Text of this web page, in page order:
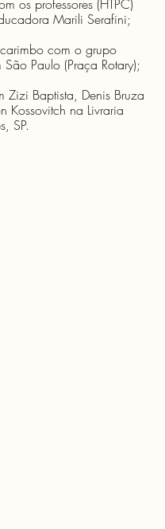
os professores (HTPC)
Marili Serafini;
com o grupo
Paulo (Praça Rotary);
Zizi Baptista, Denis Bruza
Kossovitch na Livraria
SP.